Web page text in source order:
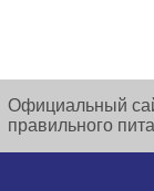
Официальный
правильного